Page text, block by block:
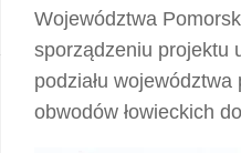
Województwa
sporządzeniu projektu
podziału
obwodów łowieckich